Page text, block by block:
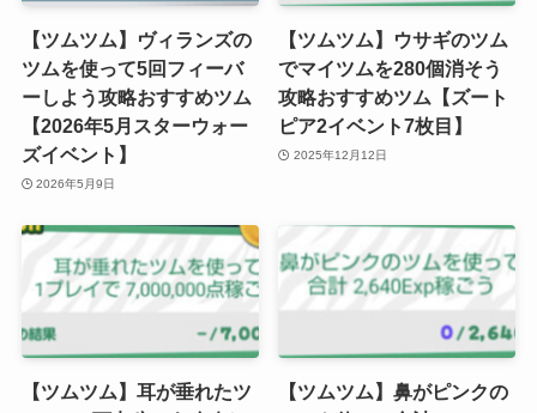
ーしよう攻略おすすめツム
【2026年5月スターウォー
ズイベント】
2026年5月9日
攻略おすすめツム【ズート
ピア2イベント7枚目】
2025年12月12日
【ツムツム】耳が垂れたツ
すすめツム【ズートピア2
【ツムツム】鼻がピンクの
稼ごう攻略おすすめツム